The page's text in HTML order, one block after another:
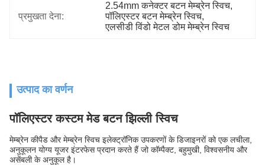
प्रमुखता देना:
2.54mm कनेक्टर बटन मेम्ब्रेन स्विच,
पॉलिएस्टर बटन मेम्ब्रेन स्विच,
एलसीडी विंडो मेटल डोम मेम्ब्रेन स्विच
उत्पाद का वर्णन
पॉलिएस्टर कस्टम मेड बटन झिल्ली स्विच
मेम्ब्रेन कीपैड और मेम्ब्रेन स्विच इलेक्ट्रॉनिक उपकरणों के डिजाइनरों को एक लचीला,
अनुकूलन योग्य यूजर इंटरफेस प्रदान करते हैं जो कॉम्पैक्ट, बहुमुखी, विश्वसनीय और
असेंबली के अनुकूल है।